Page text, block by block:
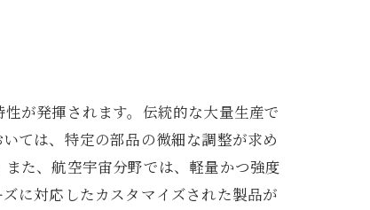
が発揮されます。伝統的な大量生産で
ては、特定の部品の微細な調整が求め
た、航空宇宙分野では、軽量かつ強度
に対応したカスタマイズされた製品が